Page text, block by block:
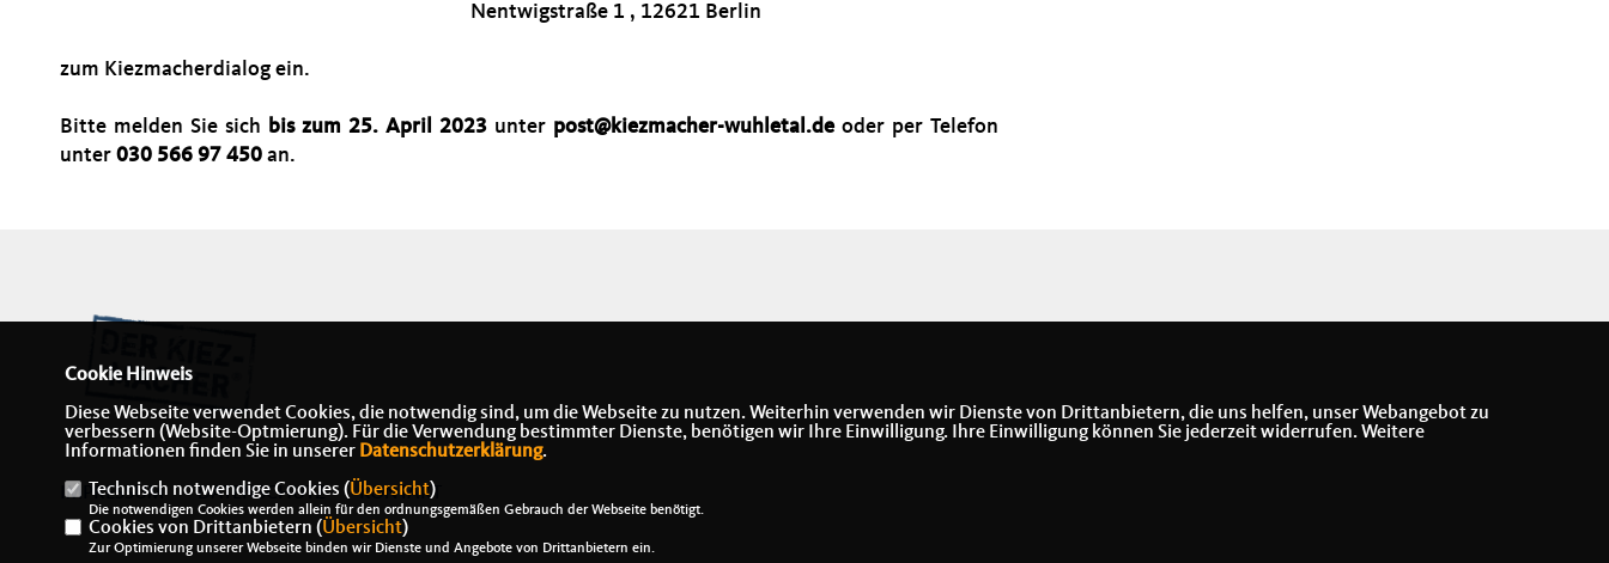
Nentwigstraße 1 , 12621 Berlin
zum Kiezmacherdialog ein.
Bitte melden Sie sich bis zum 25. April 2023unter post@kiezmacher-wuhletal.deoder per Telefon
unter 030 566 97 450 an.
IMPRESSUM DATENSCHUTZ KONTAKT
Cookie Hinweis
Diese Webseite verwendet Cookies, die notwendig sind, um die Webseite zu nutzen. Weiterhin verwenden wir Dienste von Drittanbietern, die uns helfen, unser Webangebot zu
verbessern (Website-Optmierung). Für die Verwendung bestimmter Dienste, benötigen wir Ihre Einwilligung. Ihre Einwilligung können Sie jederzeit widerrufen. Weitere
Informationen finden Sie in unserer Datenschutzerklärung.
Technisch notwendige Cookies (Übersicht)
Die notwendigen Cookies werden allein für den ordnungsgemäßen Gebrauch der Webseite benötigt.
Cookies von Drittanbietern (Übersicht)
Zur Optimierung unserer Webseite binden wir Dienste und Angebote von Drittanbietern ein.